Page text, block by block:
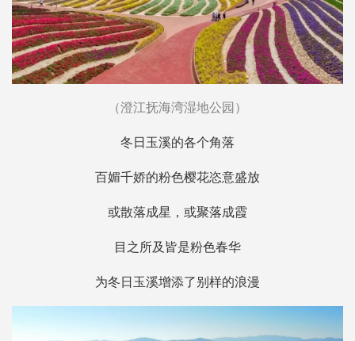
（澄江抚海湾湿地公园）
冬日玉溪的各个角落
百媚千娇的粉色樱花恣意盛放
或散落成星，或聚落成霞
目之所及皆是粉色春华
为冬日玉溪增添了别样的浪漫